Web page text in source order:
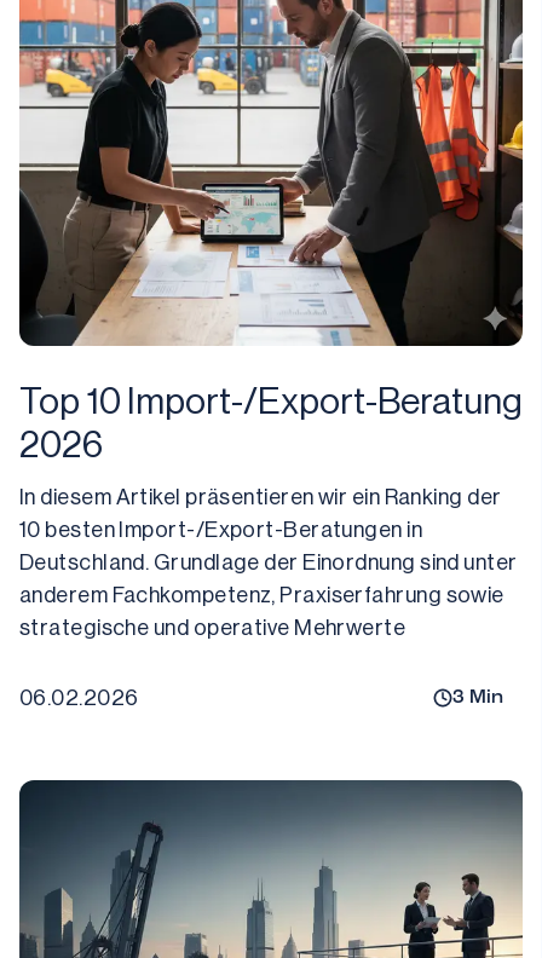
Top 10 Import-/Export-Beratung
2026
In diesem Artikel präsentieren wir ein Ranking der
10 besten Import-/Export-Beratungen in
Deutschland. Grundlage der Einordnung sind unter
anderem Fachkompetenz, Praxiserfahrung sowie
strategische und operative Mehrwerte
06.02.2026 3 Min